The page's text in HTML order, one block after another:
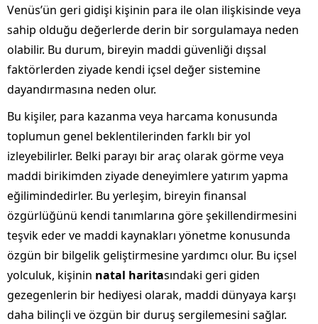
Venüs’ün geri gidişi kişinin para ile olan ilişkisinde veya
sahip olduğu değerlerde derin bir sorgulamaya neden
olabilir. Bu durum, bireyin maddi güvenliği dışsal
faktörlerden ziyade kendi içsel değer sistemine
dayandırmasına neden olur.
Bu kişiler, para kazanma veya harcama konusunda
toplumun genel beklentilerinden farklı bir yol
izleyebilirler. Belki parayı bir araç olarak görme veya
maddi birikimden ziyade deneyimlere yatırım yapma
eğilimindedirler. Bu yerleşim, bireyin finansal
özgürlüğünü kendi tanımlarına göre şekillendirmesini
teşvik eder ve maddi kaynakları yönetme konusunda
özgün bir bilgelik geliştirmesine yardımcı olur. Bu içsel
yolculuk, kişinin natal haritasındaki geri giden
gezegenlerin bir hediyesi olarak, maddi dünyaya karşı
daha bilinçli ve özgün bir duruş sergilemesini sağlar.